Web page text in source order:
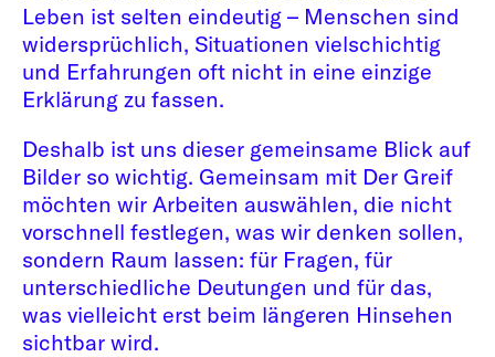
Leben ist selten eindeutig – Menschen sind
widersprüchlich, Situationen vielschichtig
und Erfahrungen oft nicht in eine einzige
Erklärung zu fassen.
Deshalb ist uns dieser gemeinsame Blick auf
Bilder so wichtig. Gemeinsam mit Der Greif
möchten wir Arbeiten auswählen, die nicht
vorschnell festlegen, was wir denken sollen,
sondern Raum lassen: für Fragen, für
unterschiedliche Deutungen und für das,
was vielleicht erst beim längeren Hinsehen
sichtbar wird.